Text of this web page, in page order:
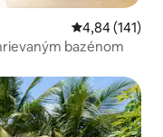
Priemerné
4,84 (141)
bazénom